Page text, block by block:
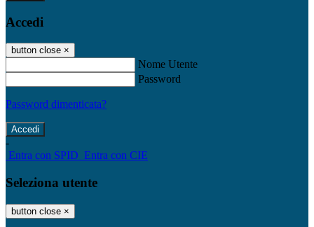
Accedi
button close ×
Nome Utente
Password
Password dimenticata?
-
Entra con SPID Entra con CIE
Seleziona utente
button close ×